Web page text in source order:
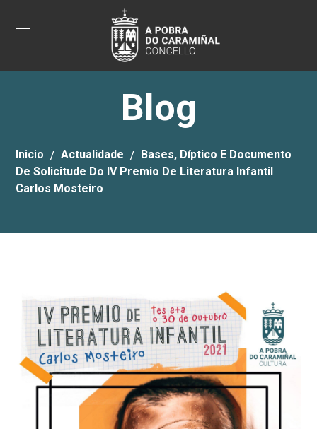
Blog
Inicio Actualidade
Bases, Díptico E Documento
De Solicitude Do IV Premio De Literatura Infantil
Carlos Mosteiro